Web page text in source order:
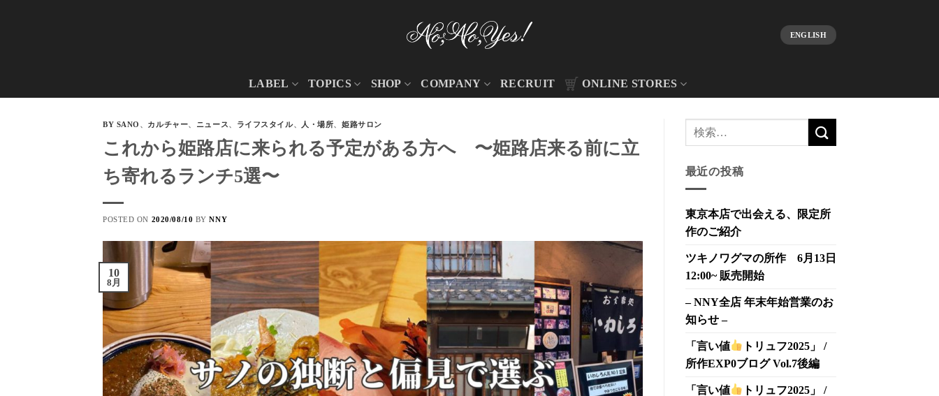
ENGLISH
LABEL TOPICS SHOP COMPANY RECRUIT ONLINE STORES
BY SANO 、 カルチャー、 ニュース、 ライフスタイル、 人・場所、 姫路サロン
これから姫路店に来られる予定がある方へ 〜姫路店来る前に立
ち寄れるランチ5選〜
POSTED ON 2020/08/10 BYNNY
10
8月
最近の投稿
東京本店で出会える、限定所
作のご紹介
ツキノワグマの所作 6月13日
12:00~ 販売開始
– NNY全店 年末年始営業のお
知らせ –
「言い値
トリュフ2025」 /
所作EXP0ブログ Vol.7後編
「言い値
トリュフ2025」 /